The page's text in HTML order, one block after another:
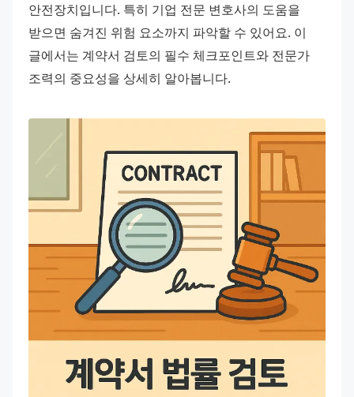
안전장치입니다. 특히 기업 전문 변호사의 도움을
받으면 숨겨진 위험 요소까지 파악할 수 있어요. 이
글에서는 계약서 검토의 필수 체크포인트와 전문가
조력의 중요성을 상세히 알아봅니다.